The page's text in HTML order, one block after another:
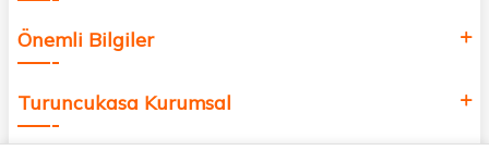
Önemli Bilgiler
Turuncukasa Kurumsal